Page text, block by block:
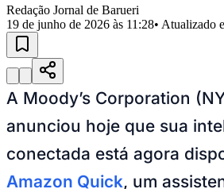
JubranBelvalBethavilleBoa
VistaCalifórnia CarapicuíbaCentro
Região
Militar
Califórnia Jardim dos Altos
Esperança Jardim Graziela
JulioJardim LíbanoJardim Maria Cristina
Mutinga Jardim Paraíso Jardim Paulista
LuísJardim São PedroJardim São Silvestre
TupãJardim TupanciMutingaNova
CamargosParque ImperialParque Santa
do Bom Jesus Recanto Phrynéa
Santana de
ParnaíbaSilveiraTamboré Vale do SolVila
Redação Jornal de Barueri
19 de junho de 2026 às 11:28• Atualizado
A Moody’s Corporation
anunciou hoje que sua
conectada está agora
Amazon Quick, um